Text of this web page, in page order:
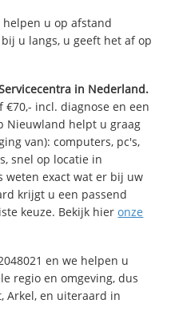
helpen u op afstand
u langs, u geeft het af op
in Nederland.
€70,- incl. diagnose en een
Nieuwland helpt u graag
van): computers, pc's,
snel op locatie in
weten exact wat er bij uw
krijgt u een passend
keuze. Bekijk hieronze
en we helpen u
regio en omgeving, dus
Arkel, en uiteraard in